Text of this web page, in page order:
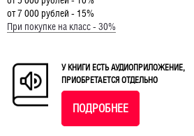
от 7 000 рублей - 15%
При покупке на класс - 30%
У КНИГИ ЕСТЬ АУДИОПРИЛОЖЕНИЕ,
ПРИОБРЕТАЕТСЯ ОТДЕЛЬНО
ПОДРОБНЕЕ